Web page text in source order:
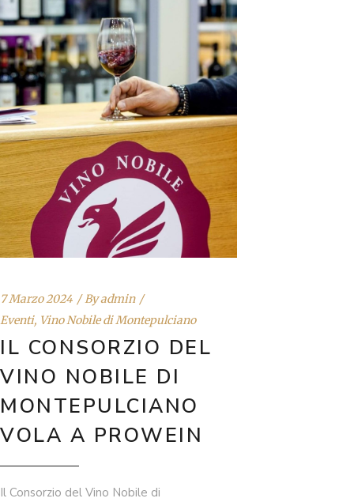
7 Marzo 2024 Byadmin
Eventi, Vino Nobile di Montepulciano
IL CONSORZIO DEL
VINO NOBILE DI
MONTEPULCIANO
VOLA A PROWEIN
Il Consorzio del Vino Nobile di